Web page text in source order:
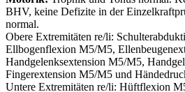
BHV, keine Defizite in der
normal.
Obere Extremitäten re/li:
Ellbogenflexion M5/M5,
Handgelenksextension M5/M5,
Fingerextension M5/M5 und
Untere Extremitäten re/li: Hüftflexion